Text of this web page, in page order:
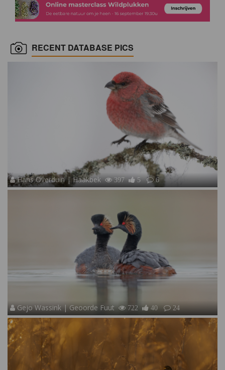
RECENT DATABASE PICS
Hans Overduin | Haakbek 397 5 6
Gejo Wassink | Geoorde Fuut 722 40 24